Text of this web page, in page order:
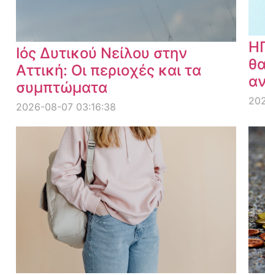
Ιός Δυτικού Νείλου στην
Αττική: Οι περιοχές και τα
συμπτώματα
2026-08-07 03:16:38